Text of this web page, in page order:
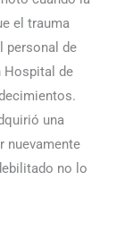
el trauma
personal de
Hospital de
una
nuevamente
no lo